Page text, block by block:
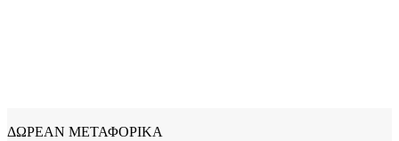
ΔΩΡΕΑΝ ΜΕΤΑΦΟΡΙΚΑ